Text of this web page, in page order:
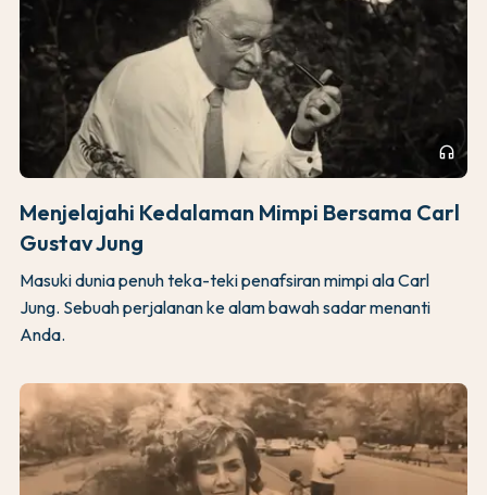
headphones
Menjelajahi Kedalaman Mimpi Bersama Carl
Gustav Jung
Masuki dunia penuh teka-teki penafsiran mimpi ala Carl
Jung. Sebuah perjalanan ke alam bawah sadar menanti
Anda.